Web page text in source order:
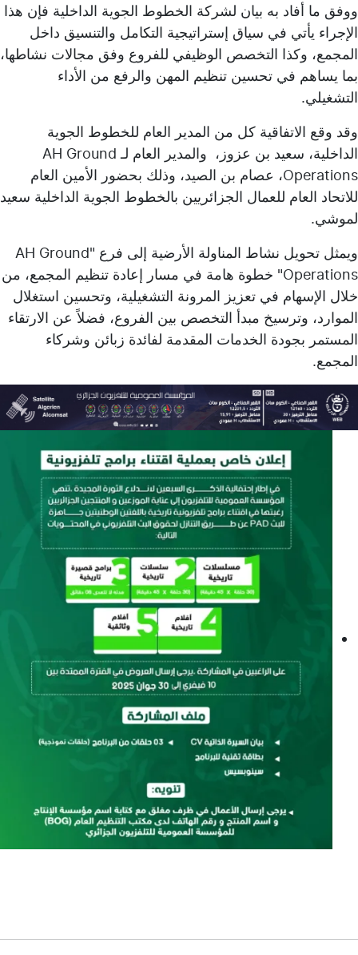
ووفق ما أفاد به بيان لشركة الخطوط الجوية الداخلية فإن هذا
الإجراء يأتي في سياق إستراتيجية التكامل والتنسيق داخل
المجمع، وكذا التخصص الوظيفي للفروع وفق مجالات نشاطها،
بما يساهم في تحسين تنظيم المهن والرفع من الأداء
التشغيلي.
وقد وقع الاتفاقية كل من المدير العام للخطوط الجوية
الداخلية، سعيد بن عزوز، والمدير العام لـ AH Ground
Operations، عصام بن الصيد، وذلك بحضور الأمين العام
للاتحاد العام للعمال الجزائريين بالخطوط الجوية الداخلية سعيد
لموشي.
ويمثل تحويل نشاط المناولة الأرضية إلى فرع "AH Ground
Operations" خطوة هامة في مسار إعادة تنظيم المجمع، من
خلال الإسهام في تعزيز المرونة التشغيلية، وتحسين استغلال
الموارد، وترسيخ مبدأ التخصص بين الفروع، فضلاً عن الارتقاء
المستمر بجودة الخدمات المقدمة لفائدة زبائن وشركاء
المجمع.